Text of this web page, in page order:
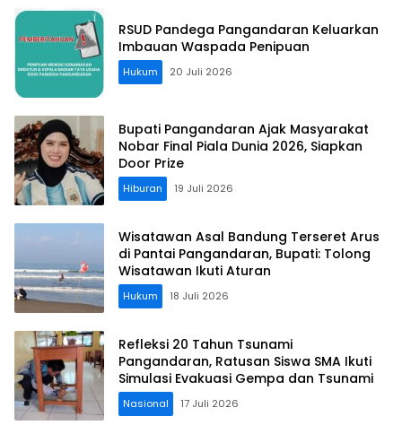
RSUD Pandega Pangandaran Keluarkan
Imbauan Waspada Penipuan
Hukum 20 Juli 2026
Bupati Pangandaran Ajak Masyarakat
Nobar Final Piala Dunia 2026, Siapkan
Door Prize
Hiburan 19 Juli 2026
Wisatawan Asal Bandung Terseret Arus
di Pantai Pangandaran, Bupati: Tolong
Wisatawan Ikuti Aturan
Hukum 18 Juli 2026
Refleksi 20 Tahun Tsunami
Pangandaran, Ratusan Siswa SMA Ikuti
Simulasi Evakuasi Gempa dan Tsunami
Nasional 17 Juli 2026